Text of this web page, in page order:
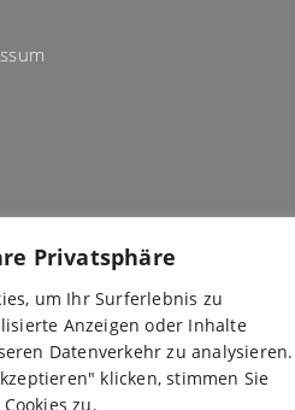
Privatsphäre
um Ihr Surferlebnis zu
Anzeigen oder Inhalte
Datenverkehr zu analysieren.
klicken, stimmen Sie
zu.